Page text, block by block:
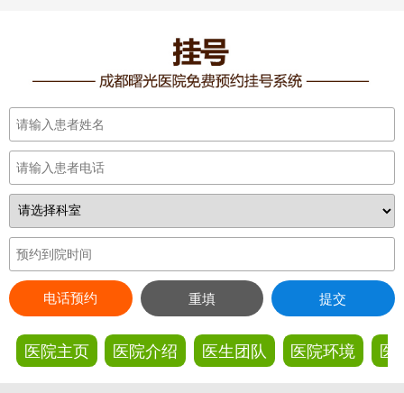
电话预约 重填 提交
医院主页 医院介绍 医生团队 医院环境 医